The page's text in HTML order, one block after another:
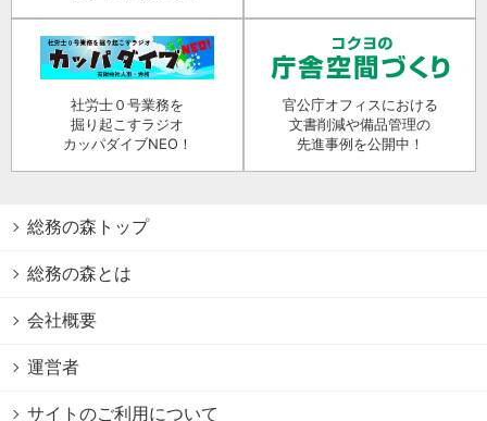
社労士０号業務を
掘り起こすラジオ
カッパダイブNEO！
官公庁オフィスにおける
文書削減や備品管理の
先進事例を公開中！
総務の森トップ
総務の森とは
会社概要
運営者
サイトのご利用について